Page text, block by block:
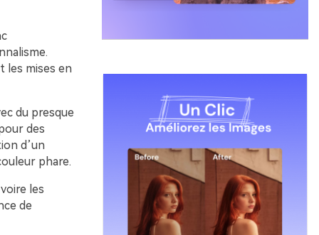
les mises en
du presque
des
d’un
phare.
les
de